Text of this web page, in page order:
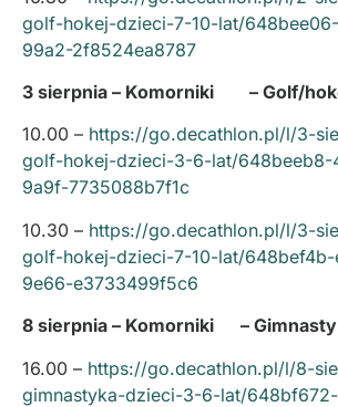
golf-hokej-dzieci-7-10-lat/
99a2-2f8524ea8787
3 sierpnia – Komorniki – Golf/
10.00 – https://go.decathlon.pl/l/3-
golf-hokej-dzieci-3-6-lat/648beeb8-
9a9f-7735088b7f1c
10.30 – https://go.decathlon.pl/l/3-
golf-hokej-dzieci-7-10-lat/
9e66-e3733499f5c6
8 sierpnia – Komorniki –
16.00 – https://go.decathlon.pl/l/8-
gimnastyka-dzieci-3-6-lat/